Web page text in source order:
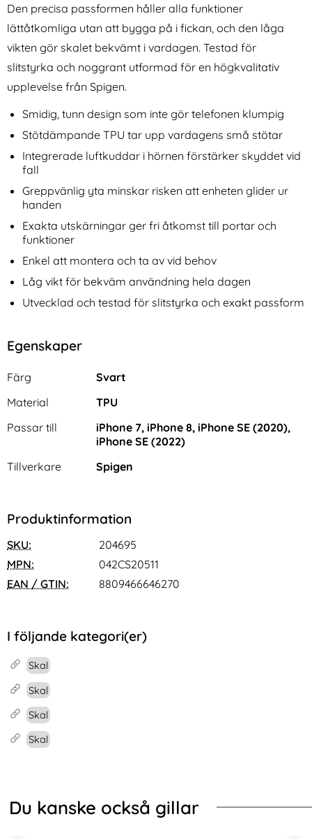
6/7/8/SE 2020/2022 2in1 Magnet Fodral / Skal Svart
Spigen iPhone
17e/16e/14/13/13 Pro 2-PACK
ALM Heltäckande
Skärmskydd
Art. nr 202292
rea pris
194 kr tidigare pris
194 kr
Tillgänglighet:
I lager
Köp
17e/16e/14/13/13 Pro 2-PACK ALM Heltäckande
iPega Nintendo Switch 2 2-
PACK Batteripaket För
Handkontroll (Röd/Blå)
Art. nr 246288
rea pris
286 kr tidigare pris
286 kr
Tillgänglighet:
I lager
iPega Nintendo Switch 2 2-PACK
Den precisa passformen håller alla funktioner
lättåtkomliga utan att bygga på i fickan, och den låga
vikten gör skalet bekvämt i vardagen. Testad för
slitstyrka och noggrant utformad för en högkvalitativ
upplevelse från Spigen.
Smidig, tunn design som inte gör telefonen klumpig
Stötdämpande TPU tar upp vardagens små stötar
Integrerade luftkuddar i hörnen förstärker skyddet vid
fall
Greppvänlig yta minskar risken att enheten glider ur
handen
Exakta utskärningar ger fri åtkomst till portar och
funktioner
Enkel att montera och ta av vid behov
Låg vikt för bekväm användning hela dagen
Utvecklad och testad för slitstyrka och exakt passform
Egenskaper
Egenskaper/attribut för denna produkt
Attribut
Färg
Svart
Material
TPU
Passar till
iPhone 7, iPhone 8, iPhone SE (2020),
iPhone SE (2022)
Tillverkare
Spigen
Produktinformation
SKU:
204695
MPN:
042CS20511
EAN / GTIN:
8809466646270
I följande kategori(er)
Skal
Skal
Skal
Skal
Du kanske också gillar